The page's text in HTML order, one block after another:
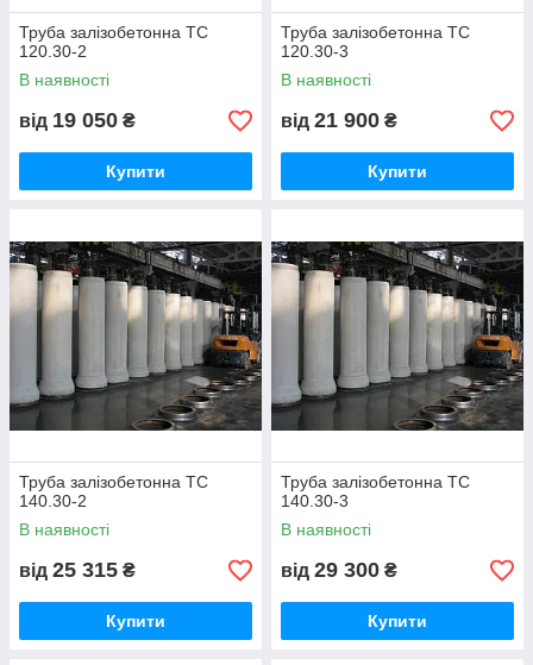
Труба залізобетонна ТС
120.30-2
В наявності
від 19 050 ₴
Купити
Труба залізобетонна ТС
120.30-3
В наявності
від 21 900 ₴
Купити
Труба залізобетонна ТС
140.30-2
В наявності
від 25 315 ₴
Купити
Труба залізобетонна ТС
140.30-3
В наявності
від 29 300 ₴
Купити